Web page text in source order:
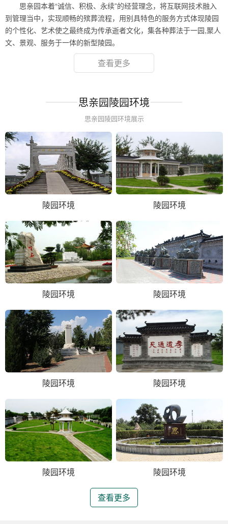
思亲园本着“诚信、积极、永续”的经营理念，将互联网技术融入
到管理当中，实现顺畅的殡葬流程，用别具特色的服务方式体现陵园
的个性化、艺术使之最终成为传承逝者文化，集各种葬法于一园,聚人
文、景观、服务于一体的新型陵园。
查看更多
思亲园陵园环境
思亲园陵园环境展示
陵园环境 陵园环境
陵园环境 陵园环境
陵园环境 陵园环境
陵园环境 陵园环境
查看更多